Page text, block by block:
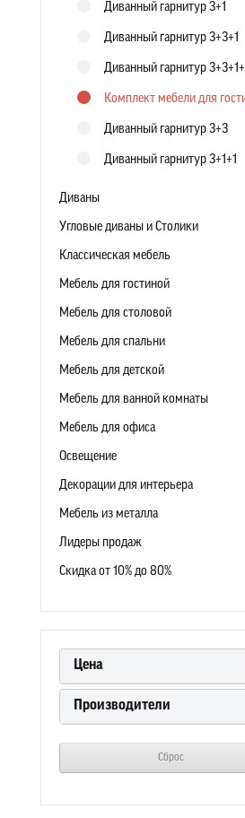
Диванный гарнитур 3+1
Диванный гарнитур 3+3+1
Диванный гарнитур
Комплект мебели для
Диванный гарнитур 3+3
Диванный гарнитур 3+1+1
Диваны
Угловые диваны и Столики
Классическая мебель
Мебель для гостиной
Мебель для столовой
Мебель для спальни
Мебель для детской
Мебель для ванной комнаты
Мебель для офиса
Освещение
Декорации для интерьера
Мебель из металла
Лидеры продаж
Скидка от 10% до 80%
Цена
Производители
Сброс